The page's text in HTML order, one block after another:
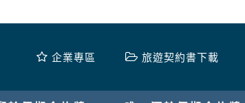
企業專區 旅遊契約書下載